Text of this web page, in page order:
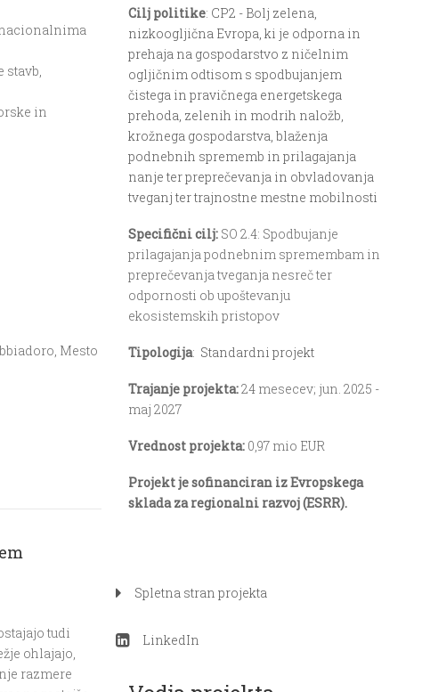
stavb,
in
Mesto
tudi
ohlajajo,
razmere
Cilj politike: CP2 - Bolj zelena,
nizkoogljična Evropa, ki je odporna in
prehaja na gospodarstvo z ničelnim
ogljičnim odtisom s spodbujanjem
čistega in pravičnega energetskega
prehoda, zelenih in modrih naložb,
krožnega gospodarstva, blaženja
podnebnih sprememb in prilagajanja
nanje ter preprečevanja in obvladovanja
tveganj ter trajnostne mestne mobilnosti
Specifični cilj: SO 2.4: Spodbujanje
prilagajanja podnebnim spremembam in
preprečevanja tveganja nesreč ter
odpornosti ob upoštevanju
ekosistemskih pristopov
Tipologija: Standardni projekt
Trajanje projekta:24 mesecev; jun. 2025 -
maj 2027
Vrednost projekta: 0,97 mio EUR
Projekt je sofinanciran iz Evropskega
sklada za regionalni razvoj (ESRR).
Spletna stran projekta
LinkedIn